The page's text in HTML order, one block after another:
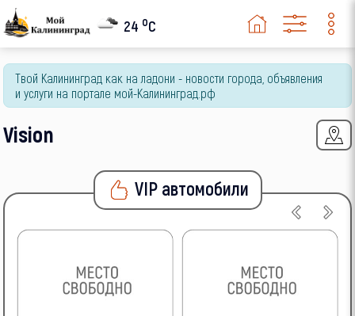
24 oC
Твой Калининград как на ладони - новости города, объявления
и услуги на портале мой-Калининград.рф
Vision
VIP автомобили